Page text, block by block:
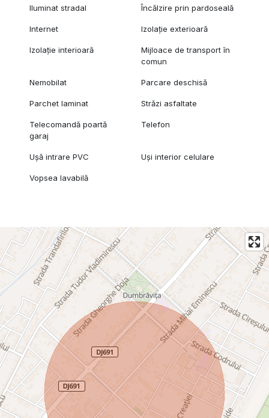
Iluminat stradal Încălzire prin pardoseală
Internet Izolație exterioară
Izolație interioară
Mijloace de transport în
comun
Nemobilat Parcare deschisă
Parchet laminat Străzi asfaltate
Telecomandă poartă
garaj
Telefon
Ușă intrare PVC Uși interior celulare
Vopsea lavabilă